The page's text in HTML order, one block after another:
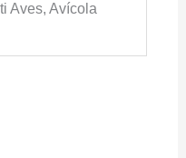
Aves, Avícola